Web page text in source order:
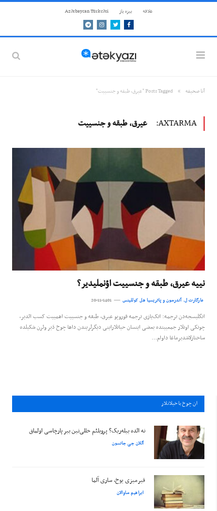
علاقه بيزه ياز Azərbaycan Türkcəsi
Facebook
Twitter
Instagram
Telegram
آنا صحيفه » Posts Tagged "عیرق، طبقه و جنسییت"
AXTARMA: عیرق، طبقه و جنسییت
نییه عیرق، طبقه و جنسییت اؤنملیدیر؟
مارگارت ل. آندرسون و پاتریسیا هل کوللینس 20-11-1401
انگلیسجه‌دن ترجمه: اتک‌یازی ترجمه قوروپو عیرق، طبقه و جنسییت اهميیت کسب ائدیر،
چونکی اونلار جمعيیتده بعضی اینسان حیاتلاراینی دیگرلریندن داها چوخ دَير وئرن شکیلده
ساختارلاشدیرماغا داوام…
ان چوخ باخيلانلار
نه ائده بیله‌ریک؟ پروبلئم حللی‌نین بیر پارچاسی اولماق
آللان جی جانسون
قیرمیزی یوخ، ساری آلما
ابراهیم ساوالان